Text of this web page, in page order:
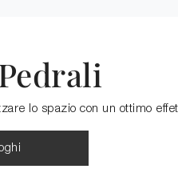
lo spazio con un ottimo